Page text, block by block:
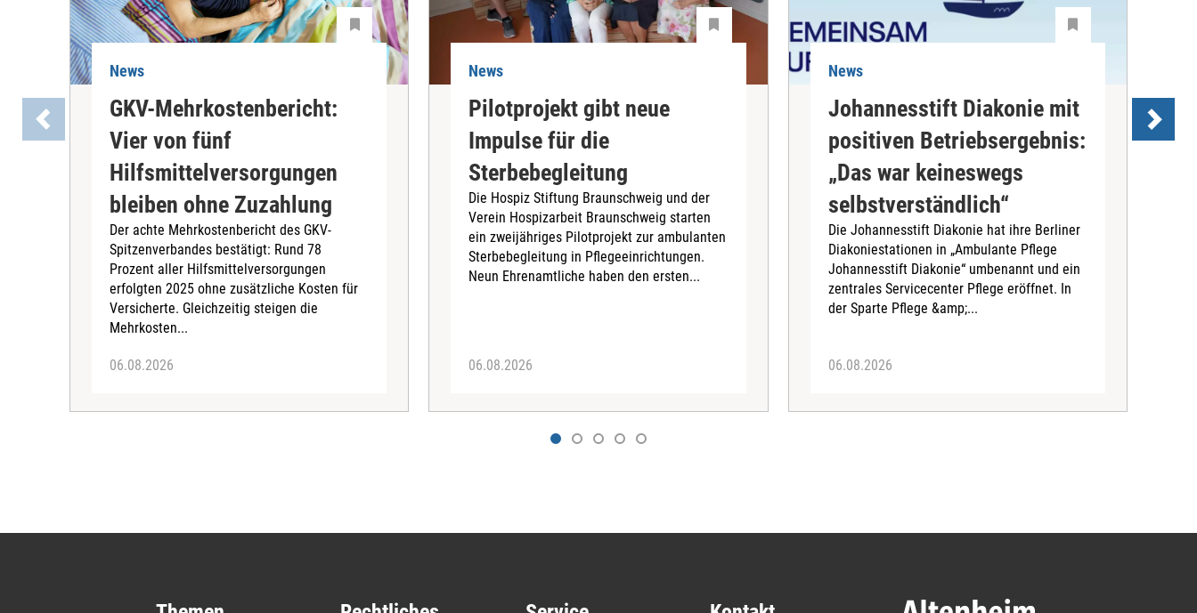
News
GKV-Mehrkostenbericht:
Vier von fünf
Hilfsmittelversorgungen
bleiben ohne Zuzahlung
Der achte Mehrkostenbericht des GKV-
Spitzenverbandes bestätigt: Rund 78
Prozent aller Hilfsmittelversorgungen
erfolgten 2025 ohne zusätzliche Kosten für
Versicherte. Gleichzeitig steigen die
Mehrkosten...
06.08.2026
News
Pilotprojekt gibt neue
Impulse für die
Sterbebegleitung
Die Hospiz Stiftung Braunschweig und der
Verein Hospizarbeit Braunschweig starten
ein zweijähriges Pilotprojekt zur ambulanten
Sterbebegleitung in Pflegeeinrichtungen.
Neun Ehrenamtliche haben den ersten...
06.08.2026
News
Johannesstift Diakonie mit
positiven Betriebsergebnis:
„Das war keineswegs
selbstverständlich“
Die Johannesstift Diakonie hat ihre Berliner
Diakoniestationen in „Ambulante Pflege
Johannesstift Diakonie“ umbenannt und ein
zentrales Servicecenter Pflege eröffnet. In
der Sparte Pflege &amp;...
06.08.2026